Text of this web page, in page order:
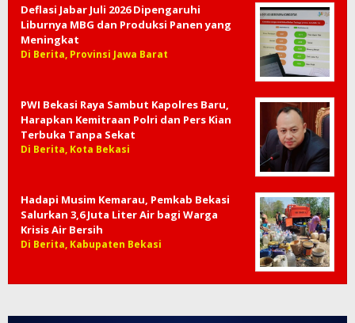
Deflasi Jabar Juli 2026 Dipengaruhi
Liburnya MBG dan Produksi Panen yang
Meningkat
Di Berita, Provinsi Jawa Barat
PWI Bekasi Raya Sambut Kapolres Baru,
Harapkan Kemitraan Polri dan Pers Kian
Terbuka Tanpa Sekat
Di Berita, Kota Bekasi
Hadapi Musim Kemarau, Pemkab Bekasi
Salurkan 3,6 Juta Liter Air bagi Warga
Krisis Air Bersih
Di Berita, Kabupaten Bekasi